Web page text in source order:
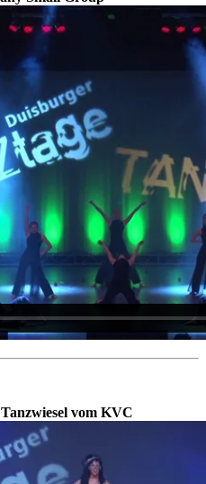
Tanzwiesel vom KVC